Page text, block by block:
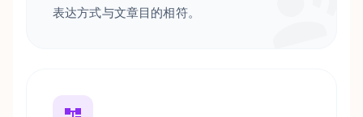
表达方式与文章目的相符。